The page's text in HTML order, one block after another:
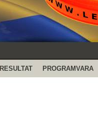
RESULTAT PROGRAMVARA